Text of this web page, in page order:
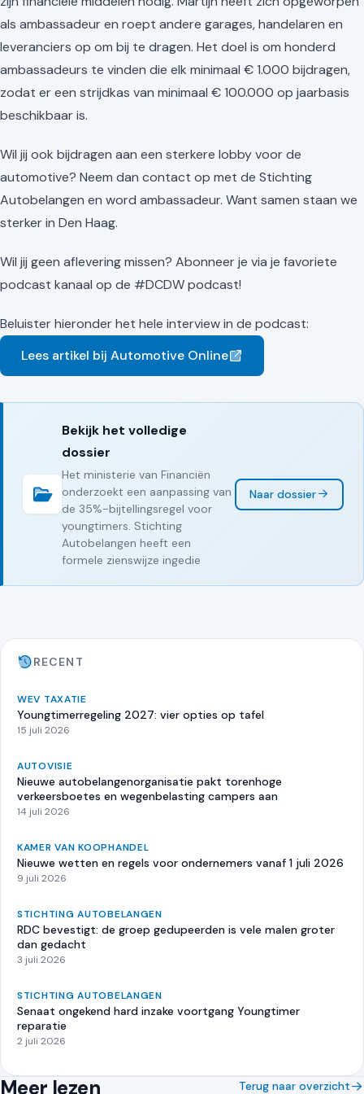
als ambassadeur en roept andere garages, handelaren en
leveranciers op om bij te dragen. Het doel is om honderd
ambassadeurs te vinden die elk minimaal € 1.000 bijdragen,
zodat er een strijdkas van minimaal € 100.000 op jaarbasis
beschikbaar is.
Wil jij ook bijdragen aan een sterkere lobby voor de
automotive? Neem dan contact op met de Stichting
Autobelangen en word ambassadeur. Want samen staan we
sterker in Den Haag.
Wil jij geen aflevering missen? Abonneer je via je favoriete
podcast kanaal op de #DCDW podcast!
Beluister hieronder het hele interview in de podcast:
Lees artikel bij Automotive Online
Bekijk het volledige
dossier
Het ministerie van Financiën
onderzoekt een aanpassing van
de 35%-bijtellingsregel voor
youngtimers. Stichting
Autobelangen heeft een
formele zienswijze ingedie
Naar dossier
RECENT
WEV TAXATIE
Youngtimerregeling 2027: vier opties op tafel
15 juli 2026
AUTOVISIE
Nieuwe autobelangenorganisatie pakt torenhoge
verkeersboetes en wegenbelasting campers aan
14 juli 2026
KAMER VAN KOOPHANDEL
Nieuwe wetten en regels voor ondernemers vanaf 1 juli 2026
9 juli 2026
STICHTING AUTOBELANGEN
RDC bevestigt: de groep gedupeerden is vele malen groter
dan gedacht
3 juli 2026
STICHTING AUTOBELANGEN
Senaat ongekend hard inzake voortgang Youngtimer
reparatie
2 juli 2026
Meer lezen Terug naar overzicht